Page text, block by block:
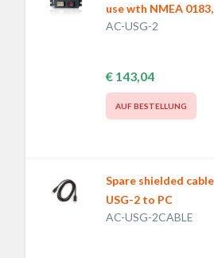
use wth NMEA
AC-USG-2
€ 143,04
AUF BESTELLUNG
Spare shielded
USG-2 to PC
AC-USG-2CABLE